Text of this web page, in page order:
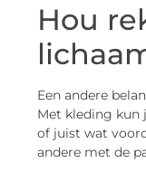
Hou
Een andere
Met kleding kun
of juist wat
andere met de